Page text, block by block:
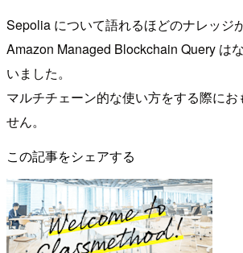
Sepolia について語れるほどのナレッジ
Amazon Managed Blockchain Query は
いました。
マルチチェーン的な使い方をする際にお
せん。
この記事をシェアする